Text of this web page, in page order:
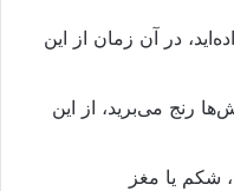
در آن زمان از این
رنج می‌برید، از این
شکم یا مغز